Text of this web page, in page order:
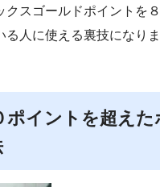
クスゴールドポイントを
人に使える裏技になりま
ポイントを超えた